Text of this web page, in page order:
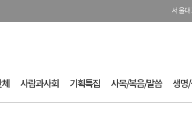
서울대
사람과사회 기획특집 사목/복음/말씀 생명